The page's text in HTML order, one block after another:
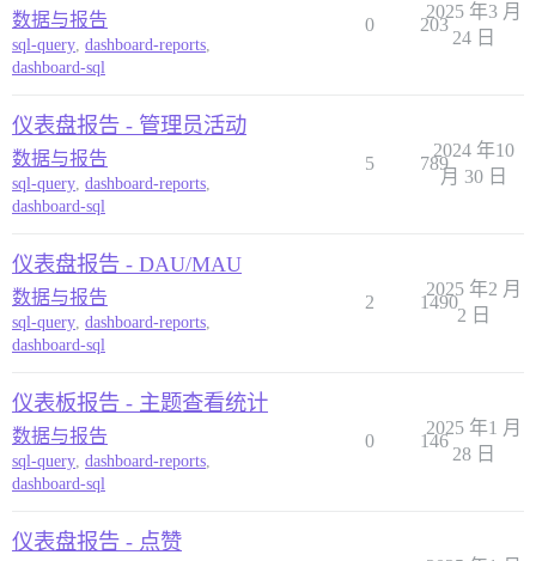
数据与报告
sql-query, dashboard-reports,
dashboard-sql
0 203
2025 年3 月
24 日
仪表盘报告 - 管理员活动
数据与报告
sql-query, dashboard-reports,
dashboard-sql
5 789
2024 年10
月 30 日
仪表盘报告 - DAU/MAU
数据与报告
sql-query, dashboard-reports,
dashboard-sql
2 1490
2025 年2 月
2 日
仪表板报告 - 主题查看统计
数据与报告
sql-query, dashboard-reports,
dashboard-sql
0 146
2025 年1 月
28 日
仪表盘报告 - 点赞